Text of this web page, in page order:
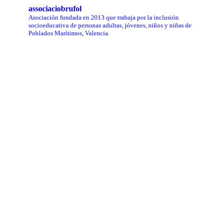
associaciobrufol
Asociación fundada en 2013 que trabaja por la inclusión
socioeducativa de personas adultas, jóvenes, niños y niñas de
Poblados Marítimos, Valencia.